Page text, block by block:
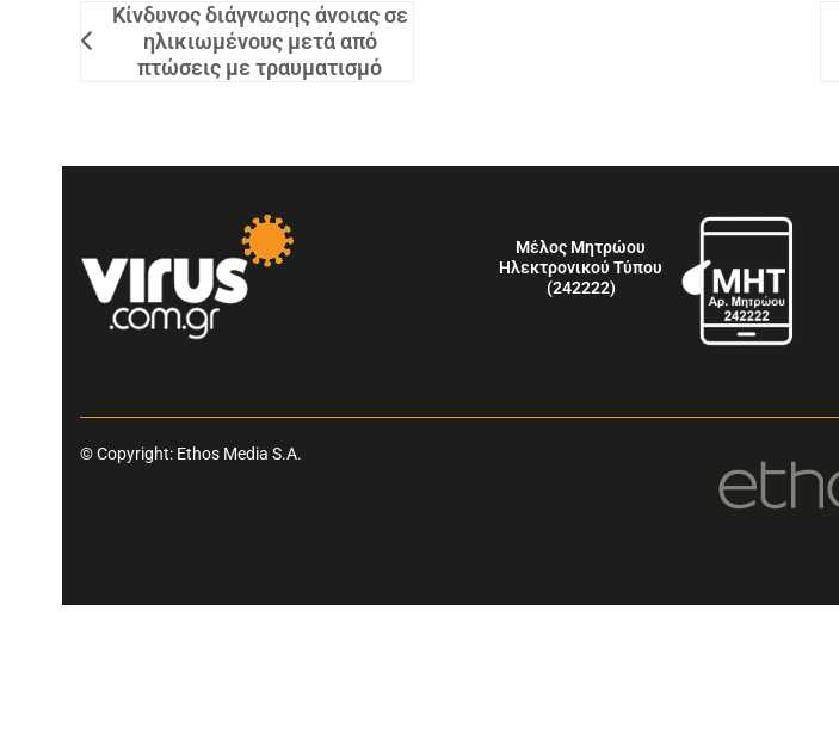
Κίνδυνος διάγνωσης άνοιας σε
ηλικιωμένους μετά από
πτώσεις με τραυματισμό
Μέλος Μητρώου
Ηλεκτρονικού Τύπου
(242222)
© Copyright: Ethos Media S.A.